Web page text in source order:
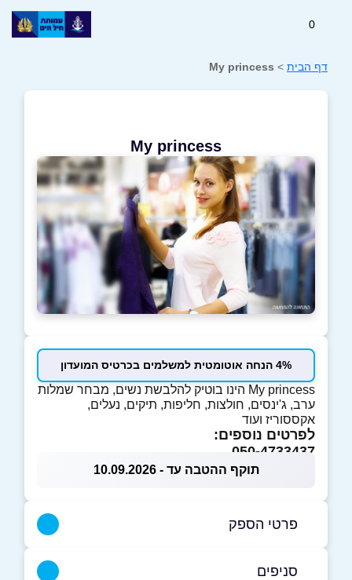
0
דף הבית >
My princess
My princess
4% הנחה אוטומטית למשלמים בכרטיס המועדון
My princess הינו בוטיק להלבשת נשים, מבחר שמלות
ערב, ג'ינסים, חולצות, חליפות, תיקים, נעלים,
אקססוריז ועוד
לפרטים נוספים:
050-4733437
תוקף ההטבה עד - 10.09.2026
פרטי הספק
סניפים